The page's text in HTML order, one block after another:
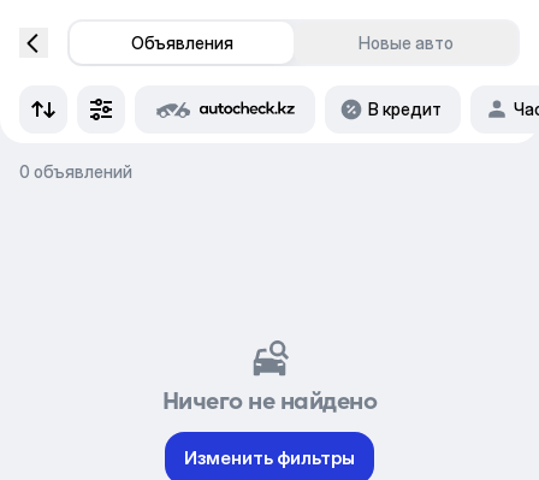
Объявления Новые авто
В кредит
0 объявлений
Ничего не найдено
Изменить фильтры